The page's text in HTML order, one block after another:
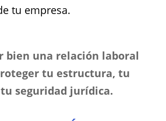
tu empresa.
bien una relación laboral
tu estructura, tu
seguridad jurídica.